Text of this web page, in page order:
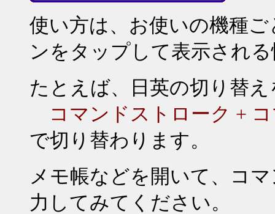
使い方は、お使いの機種
ンをタップして表示され
たとえば、日英の切り替
コマンドストローク +
で切り替わります。
メモ帳などを開いて、コ
力してみてください。